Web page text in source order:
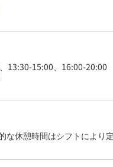
13:30-15:00、16:00-20:00
な休憩時間はシフトにより定